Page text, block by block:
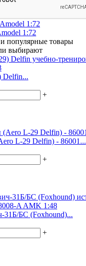
1:72
1:72
и популярные товары
выбирают
Delfin...
+
L-29 Delfin) - 86001...
+
31Б/БС (Foxhound)...
+